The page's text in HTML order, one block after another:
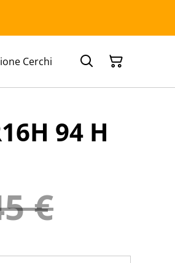
Cerchi
94 H
€